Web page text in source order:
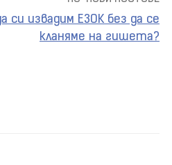
си извадим ЕЗОК без да се
кланяме на гишета?